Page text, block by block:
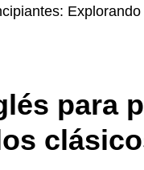
para